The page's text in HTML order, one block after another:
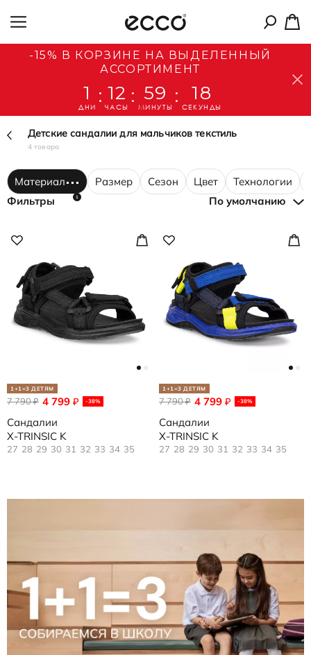
-15% В КОРЗИНЕ НА ВЫДЕЛЕННЫЙ
АССОРТИМЕНТ
1
ДНИ
: 12
ЧАСЫ
: 59
МИНУТЫ
: 18
СЕКУНДЫ
Детские сандалии для мальчиков текстиль
4 товара
Размер Сезон Цвет
Материал Технологии
1
Фильтры По умолчанию
1+1=3 ДЕТЯМ
4 799 ₽ -38%
7 790₽
Сандалии
X-TRINSIC K
27 28 29 30 31 32 33 34 35
1+1=3 ДЕТЯМ
4 799 ₽ -38%
7 790₽
Сандалии
X-TRINSIC K
27 28 29 30 31 32 33 34 35